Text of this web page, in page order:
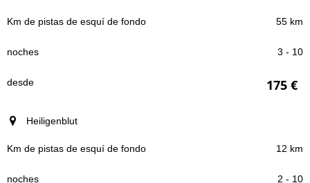
55 km
3 - 10
175 €
Heiligenblut
12 km
2 - 10